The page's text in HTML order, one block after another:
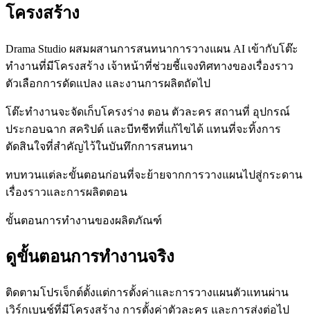
โครงสร้าง
Drama Studio ผสมผสานการสนทนาการวางแผน AI เข้ากับโต๊ะ
ทำงานที่มีโครงสร้าง เจ้าหน้าที่ช่วยชี้แจงทิศทางของเรื่องราว
ตัวเลือกการดัดแปลง และงานการผลิตถัดไป
โต๊ะทำงานจะจัดเก็บโครงร่าง ตอน ตัวละคร สถานที่ อุปกรณ์
ประกอบฉาก สคริปต์ และบีทชีทที่แก้ไขได้ แทนที่จะทิ้งการ
ตัดสินใจที่สำคัญไว้ในบันทึกการสนทนา
ทบทวนแต่ละขั้นตอนก่อนที่จะย้ายจากการวางแผนไปสู่กระดาน
เรื่องราวและการผลิตตอน
ขั้นตอนการทำงานของผลิตภัณฑ์
ดูขั้นตอนการทำงานจริง
ติดตามโปรเจ็กต์ตั้งแต่การตั้งค่าและการวางแผนตัวแทนผ่าน
เวิร์กเบนช์ที่มีโครงสร้าง การตั้งค่าตัวละคร และการส่งต่อไป